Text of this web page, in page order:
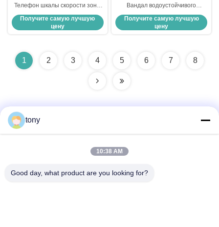
Телефон шкалы скорости зоны
на открытом воздухе
аварийного промышленного
телефона VoIP опасный
Получите самую лучшую
цену
Вандал водоустойчивого
промышленного телефона VoIP
анти- с изрезанным
алюминиевым приложением
Получите самую лучшую
цену
1 2 3 4 5 6 7 8
Инновационный центр Чжихуэй, здание А, комната No
tony
10:38 AM
Good day, what product are you looking for?